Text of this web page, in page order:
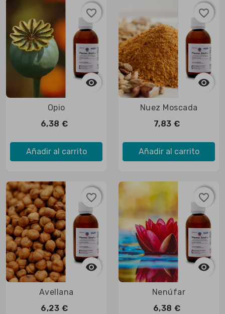

favorite_border
favorite_border
Vista rápida
Opio
6,38 €
Añadir al carrito

favorite_border
favorite_border
 Vista rápida
Nuez Moscada
7,83 €
Añadir al carrito

favorite_border
favorite_border
Vista rápida
Avellana
6,23 €

favorite_border
favorite_border
Vista rápida
Nenúfar
6,38 €